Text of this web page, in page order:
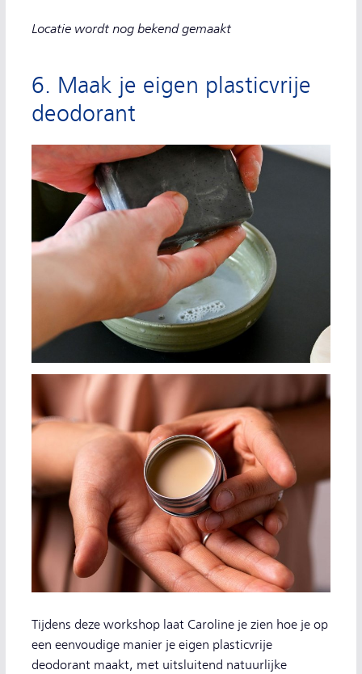
Locatie wordt nog bekend gemaakt
6. Maak je eigen plasticvrije
deodorant
Tijdens deze workshop laat Caroline je zien hoe je op
een eenvoudige manier je eigen plasticvrije
deodorant maakt, met uitsluitend natuurlijke